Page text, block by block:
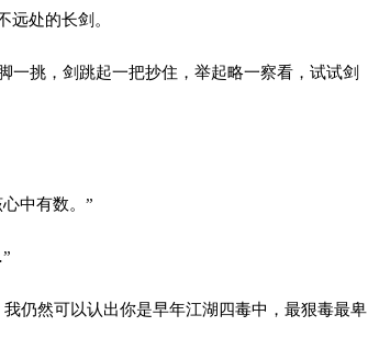
处的长剑。
挑，剑跳起一把抄住，举起略一察看，试试剑
中有数。”
仍然可以认出你是早年江湖四毒中，最狠毒最卑